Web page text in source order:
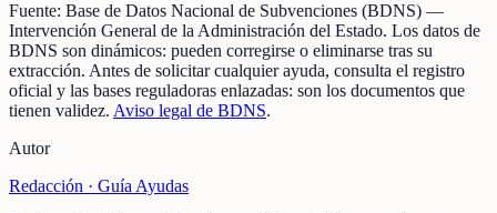
Fuente: Base de Datos Nacional de Subvenciones (BDNS) —
Intervención General de la Administración del Estado. Los datos de
BDNS son dinámicos: pueden corregirse o eliminarse tras su
extracción. Antes de solicitar cualquier ayuda, consulta el registro
oficial y las bases reguladoras enlazadas: son los documentos que
tienen validez. Aviso legal de BDNS.
Autor
Redacción · Guía Ayudas